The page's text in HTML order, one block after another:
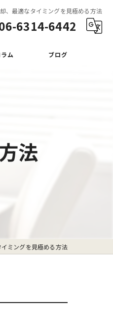
、最適なタイミングを見極める方法
6314-6442
ム ブログ
法
ミングを見極める方法